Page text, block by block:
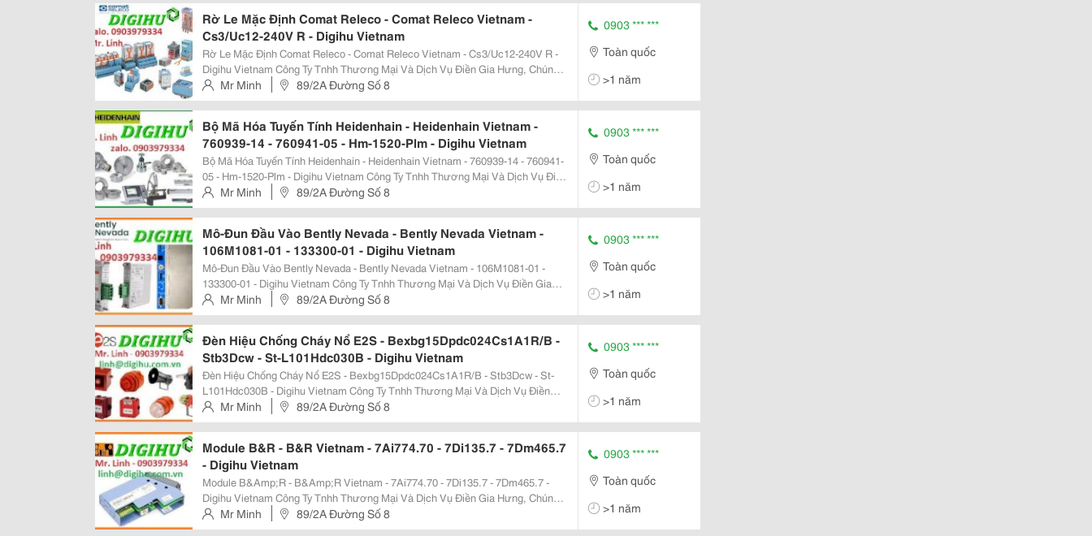
Rờ Le Mặc Định Comat Releco - Comat Releco Vietnam -
Cs3/Uc12-240V R - Digihu Vietnam
Rờ Le Mặc Định Comat Releco - Comat Releco Vietnam - Cs3/Uc12-240V R -
Digihu Vietnam Công Ty Tnhh Thương Mại Và Dịch Vụ Điền Gia Hưng, Chúng
Tôi Chuyên Cung Cấp Các Thiệt Bị Tự Động Hóa Bao Gồm Cảm Biến, Thiết Bị
Đo Nhiệt Độ, Áp Suất, Đo Mức, Đo...
Mr Minh 89/2A Đường Số 8
0903 *** ***
Toàn quốc
>1 năm
Bộ Mã Hóa Tuyến Tính Heidenhain - Heidenhain Vietnam -
760939-14 - 760941-05 - Hm-1520-Plm - Digihu Vietnam
Bộ Mã Hóa Tuyến Tính Heidenhain - Heidenhain Vietnam - 760939-14 - 760941-
05 - Hm-1520-Plm - Digihu Vietnam Công Ty Tnhh Thương Mại Và Dịch Vụ Điền
Gia Hưng, Chúng Tôi Chuyên Cung Cấp Các Thiệt Bị Tự Động Hóa Bao Gồm
Cảm Biến, Thiết Bị Đo Nhiệt...
Mr Minh 89/2A Đường Số 8
0903 *** ***
Toàn quốc
>1 năm
Mô-Đun Đầu Vào Bently Nevada - Bently Nevada Vietnam -
106M1081-01 - 133300-01 - Digihu Vietnam
Mô-Đun Đầu Vào Bently Nevada - Bently Nevada Vietnam - 106M1081-01 -
133300-01 - Digihu Vietnam Công Ty Tnhh Thương Mại Và Dịch Vụ Điền Gia
Hưng, Chúng Tôi Chuyên Cung Cấp Các Thiệt Bị Tự Động Hóa Bao Gồm Cảm
Biến, Thiết Bị Đo Nhiệt Độ, Áp Suất,...
Mr Minh 89/2A Đường Số 8
0903 *** ***
Toàn quốc
>1 năm
Đèn Hiệu Chống Cháy Nổ E2S - Bexbg15Dpdc024Cs1A1R/B -
Stb3Dcw - St-L101Hdc030B - Digihu Vietnam
Đèn Hiệu Chống Cháy Nổ E2S - Bexbg15Dpdc024Cs1A1R/B - Stb3Dcw - St-
L101Hdc030B - Digihu Vietnam Công Ty Tnhh Thương Mại Và Dịch Vụ Điền
Gia Hưng, Chúng Tôi Chuyên Cung Cấp Các Thiệt Bị Tự Động Hóa Bao Gồm
Cảm Biến, Thiết Bị Đo Nhiệt Độ, Áp Suất,...
Mr Minh 89/2A Đường Số 8
0903 *** ***
Toàn quốc
>1 năm
Module B&R - B&R Vietnam - 7Ai774.70 - 7Di135.7 - 7Dm465.7
- Digihu Vietnam
Module B&Amp;R - B&Amp;R Vietnam - 7Ai774.70 - 7Di135.7 - 7Dm465.7 -
Digihu Vietnam Công Ty Tnhh Thương Mại Và Dịch Vụ Điền Gia Hưng, Chúng
Tôi Chuyên Cung Cấp Các Thiệt Bị Tự Động Hóa Bao Gồm Cảm Biến, Thiết Bị
Đo Nhiệt Độ, Áp Suất, Đo Mức, Đo...
Mr Minh 89/2A Đường Số 8
0903 *** ***
Toàn quốc
>1 năm